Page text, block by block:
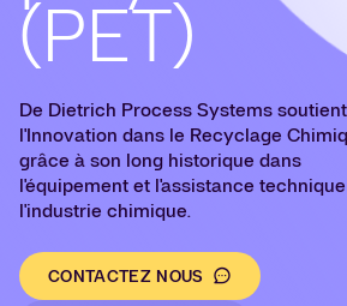
(PET)
De Dietrich Process Systems soutient
l'Innovation dans le Recyclage
grâce à son long historique dans
l'équipement et l'assistance
l'industrie chimique.
CONTACTEZ NOUS